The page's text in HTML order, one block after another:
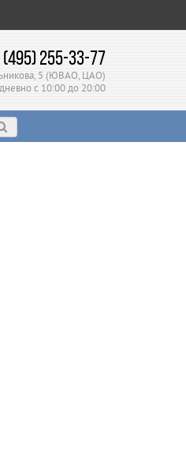
(495) 255-33-77
5 (ЮВАО, ЦАО)
с 10:00 до 20:00